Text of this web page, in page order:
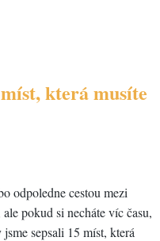
která musíte
odpoledne cestou mezi
pokud si necháte víc času,
sepsali 15 míst, která